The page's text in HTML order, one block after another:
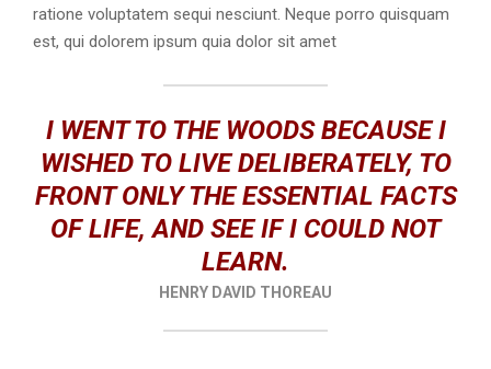
Y
ratione voluptatem sequi nesciunt. Neque porro quisquam
est, qui dolorem ipsum quia dolor sit amet
I WENT TO THE WOODS BECAUSE I
WISHED TO LIVE DELIBERATELY, TO
FRONT ONLY THE ESSENTIAL FACTS
OF LIFE, AND SEE IF I COULD NOT
LEARN.
HENRY DAVID THOREAU